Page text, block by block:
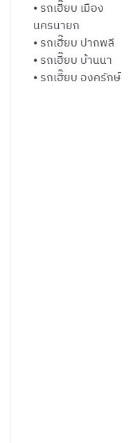
⦁ รถเฮี๊ยบ เมือง
นครนายก
⦁ รถเฮี๊ยบ ปากพลี
⦁ รถเฮี๊ยบ บ้านนา
⦁ รถเฮี๊ยบ องครักษ์